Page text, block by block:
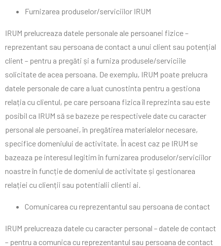
Furnizarea produselor/serviciilor IRUM
IRUM prelucreaza datele personale ale persoanei fizice –
reprezentant sau persoana de contact a unui client sau potențial
client – pentru a pregăti și a furniza produsele/serviciile
solicitate de acea persoana. De exemplu, IRUM poate prelucra
datele personale de care a luat cunostinta pentru a gestiona
relația cu clientul, pe care persoana fizica îl reprezinta sau este
posibil ca IRUM să se bazeze pe respectivele date cu caracter
personal ale persoanei, în pregătirea materialelor necesare,
specifice domeniului de activitate. În acest caz pe IRUM se
bazeaza pe interesul legitim în furnizarea produselor/serviciilor
noastre în funcție de domeniul de activitate și gestionarea
relației cu clienții sau potentialii clienti ai.
Comunicarea cu reprezentantul sau persoana de contact
IRUM prelucreaza datele cu caracter personal – datele de contact
– pentru a comunica cu reprezentantul sau persoana de contact